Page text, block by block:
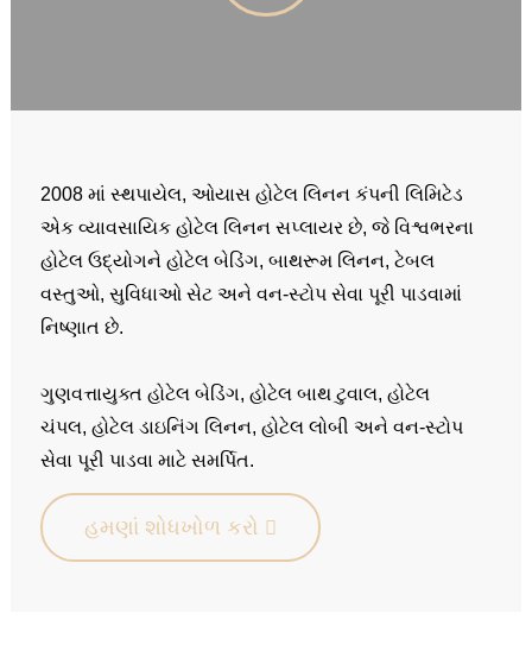
2008 માં સ્થપાયેલ, ઓયાસ હોટેલ લિનન કંપની લિમિટેડ
એક વ્યાવસાયિક હોટેલ લિનન સપ્લાયર છે, જે વિશ્વભરના
હોટેલ ઉદ્યોગને હોટેલ બેડિંગ, બાથરૂમ લિનન, ટેબલ
વસ્તુઓ, સુવિધાઓ સેટ અને વન-સ્ટોપ સેવા પૂરી પાડવામાં
નિષ્ણાત છે.
ગુણવત્તાયુક્ત હોટેલ બેડિંગ, હોટેલ બાથ ટુવાલ, હોટેલ
ચંપલ, હોટેલ ડાઇનિંગ લિનન, હોટેલ લોબી અને વન-સ્ટોપ
સેવા પૂરી પાડવા માટે સમર્પિત.
હમણાં શોધખોળ કરો